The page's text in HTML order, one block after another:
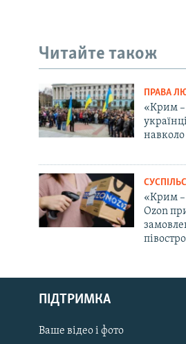
Русский
Qırımtatar
ДОЛУЧАЙСЯ!
Читайте також
ПРАВА
«Крим –
навколо
«Крим –
Ozon
ПІДТРИМКА
Ваше відео і фото